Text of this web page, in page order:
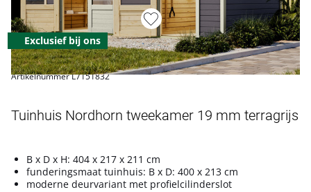
Exclusief bij ons
Artikelnummer L7151832
Tuinhuis Nordhorn tweekamer 19 mm terragrijs
B x D x H: 404 x 217 x 211 cm
funderingsmaat tuinhuis: B x D: 400 x 213 cm
moderne deurvariant met profielcilinderslot